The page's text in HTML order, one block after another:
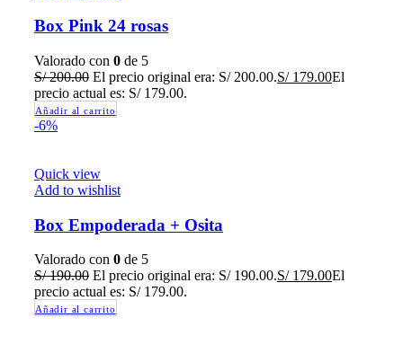
Box Pink 24 rosas
Valorado con 0 de 5
S/200.00 El precio original era: S/ 200.00.S/179.00El
precio actual es: S/ 179.00.
Añadir al carrito
-6%
Quick view
Add to wishlist
Box Empoderada + Osita
Valorado con 0 de 5
S/190.00 El precio original era: S/ 190.00.S/179.00El
precio actual es: S/ 179.00.
Añadir al carrito